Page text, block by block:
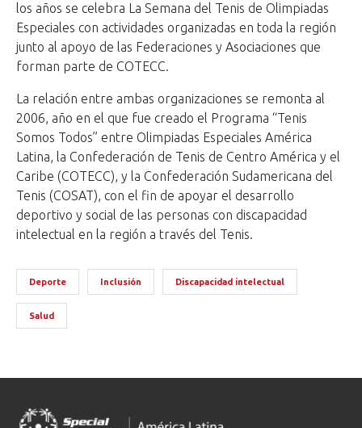
los años se celebra La Semana del Tenis de Olimpiadas
Especiales con actividades organizadas en toda la región
junto al apoyo de las Federaciones y Asociaciones que
forman parte de COTECC.
La relación entre ambas organizaciones se remonta al
2006, año en el que fue creado el Programa “Tenis
Somos Todos” entre Olimpiadas Especiales América
Latina, la Confederación de Tenis de Centro América y el
Caribe (COTECC), y la Confederación Sudamericana del
Tenis (COSAT), con el fin de apoyar el desarrollo
deportivo y social de las personas con discapacidad
intelectual en la región a través del Tenis.
Deporte Inclusión Discapacidad intelectual
Salud